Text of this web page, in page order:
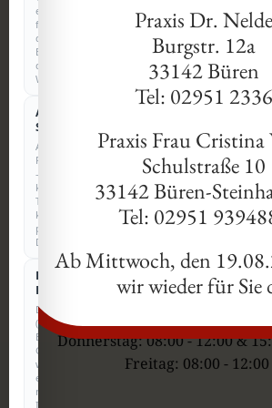
Kontakt
Telefon: +49 2951
Anfahrt: Eickhoffer Str. 8,
Sprechzeiten
Montag: 08:00 - 12:00 &
Dienstag: 08:00 - 12:00 &
Donnerstag: 08:00 - 12:00 &
Freitag: 08:00 - 12:00
erforderlich
für
den
Betrieb
der
Website.
Anonyme
Statistik
Anonyme
Reichweitenmessung
–
kein
Tracking,
keine
personenbezogenen
Daten.
Externe
Dienste
Drittanbieter
(z.
B.
Google)
werden
erst
nach
Ihrer
Praxis Dr. Nelde
Burgstr. 12a
33142 Büren
Tel: 02951 2336
Praxis Frau
Schulstraße 10
33142 Büren-
Tel: 02951
Ab Mittwoch, den
wir wieder für Sie